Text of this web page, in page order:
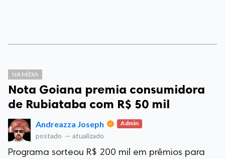
NA MÍDIA
Nota Goiana premia consumidora
de Rubiataba com R$ 50 mil
Andreazza Joseph Admin
postado — atualizado
Programa sorteou R$ 200 mil em prêmios para